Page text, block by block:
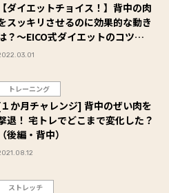
【ダイエットチョイス！】背中の肉
スッキリさせるのに効果的な動き
？～EICO式ダイエットのコツ
～
トレーニング
か月チャレンジ] 背中のぜい肉を
退！ 宅トレでどこまで変化した？
（後編・背中）
ストレッチ